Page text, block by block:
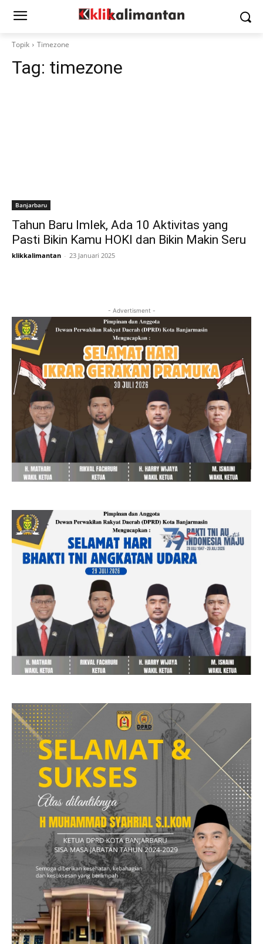
Topik Timezone
Tag: timezone
Banjarbaru
Tahun Baru Imlek, Ada 10 Aktivitas yang
Pasti Bikin Kamu HOKI dan Bikin Makin Seru
klikkalimantan - 23 Januari 2025
- Advertisment -